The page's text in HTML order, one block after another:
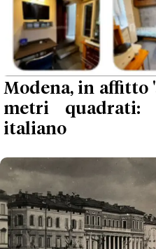
Modena, in affitto
metri
italiano